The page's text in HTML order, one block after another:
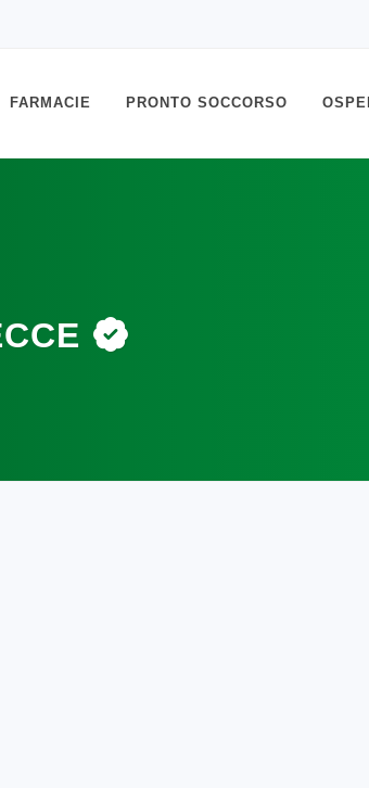
FARMACIE PRONTO SOCCORSO